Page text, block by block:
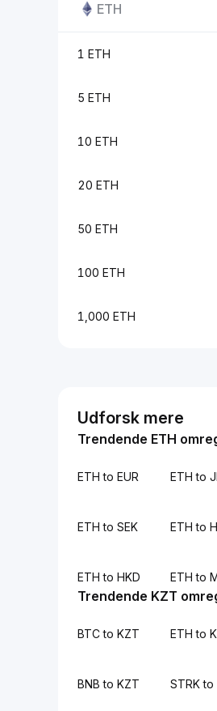
ETH
1 ETH
5 ETH
10 ETH
20 ETH
50 ETH
100 ETH
1,000 ETH
Udforsk mere
Trendende ETH
ETH to EUR ETH to
ETH to SEK ETH to
ETH to HKD ETH to
Trendende KZT
BTC to KZT ETH to
BNB to KZT STRK to